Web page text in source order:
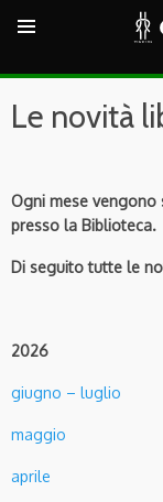
Le novità
Ogni mese
presso la Biblioteca.
Di seguito tutte le
2026
giugno – luglio
maggio
aprile